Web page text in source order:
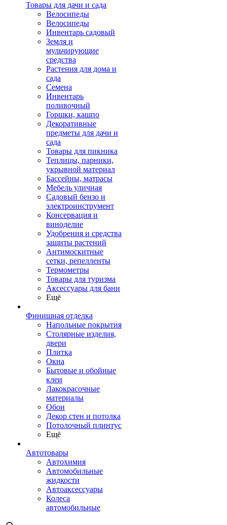
Товары для дачи и сада
Велосипеды
Велосипеды
Инвентарь садовый
Земля и
мульчирующие
средства
Растения для дома и
сада
Семена
Инвентарь
поливочный
Горшки, кашпо
Декоративные
предметы для дачи и
сада
Товары для пикника
Теплицы, парники,
укрывной материал
Бассейны, матрасы
Мебель уличная
Садовый бензо и
электроинструмент
Консервация и
виноделие
Удобрения и средства
защиты растений
Антимоскитные
сетки, репелленты
Термометры
Товары для туризма
Аксессуары для бани
Ещё
Финишная отделка
Напольные покрытия
Столярные изделия,
двери
Плитка
Окна
Бытовые и обойные
клеи
Лакокрасочные
материалы
Обои
Декор стен и потолка
Потолочный плинтус
Ещё
Автотовары
Автохимия
Автомобильные
жидкости
Автоаксессуары
Колеса
автомобильные